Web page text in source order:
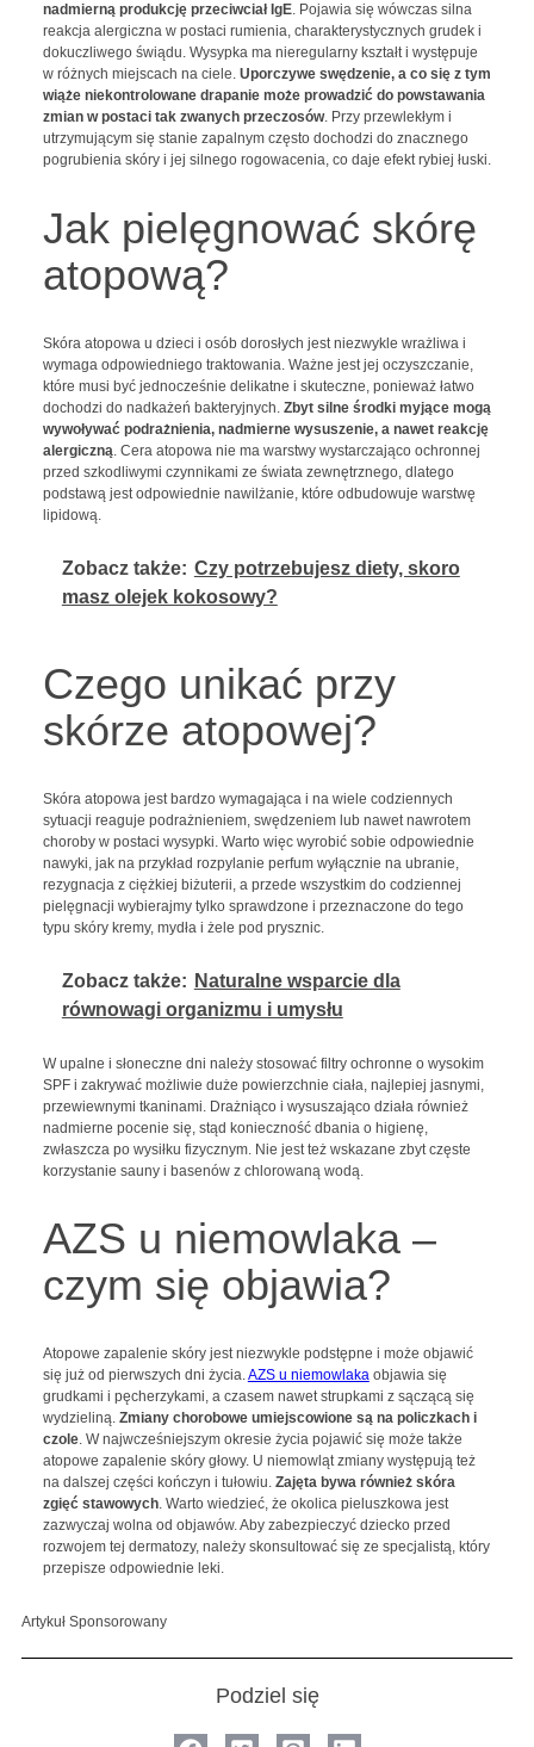
nadmierną produkcję przeciwciał IgE. Pojawia się wówczas silna
reakcja alergiczna w postaci rumienia, charakterystycznych grudek i
dokuczliwego świądu. Wysypka ma nieregularny kształt i występuje
w różnych miejscach na ciele. Uporczywe swędzenie, a co się z tym
wiąże niekontrolowane drapanie może prowadzić do powstawania
zmian w postaci tak zwanych przeczosów. Przy przewlekłym i
utrzymującym się stanie zapalnym często dochodzi do znacznego
pogrubienia skóry i jej silnego rogowacenia, co daje efekt rybiej łuski.
Jak pielęgnować skórę
atopową?
Skóra atopowa u dzieci i osób dorosłych jest niezwykle wrażliwa i
wymaga odpowiedniego traktowania. Ważne jest jej oczyszczanie,
które musi być jednocześnie delikatne i skuteczne, ponieważ łatwo
dochodzi do nadkażeń bakteryjnych. Zbyt silne środki myjące mogą
wywoływać podrażnienia, nadmierne wysuszenie, a nawet reakcję
alergiczną. Cera atopowa nie ma warstwy wystarczająco ochronnej
przed szkodliwymi czynnikami ze świata zewnętrznego, dlatego
podstawą jest odpowiednie nawilżanie, które odbudowuje warstwę
lipidową.
Zobacz także: Czy potrzebujesz diety, skoro
masz olejek kokosowy?
Czego unikać przy
skórze atopowej?
Skóra atopowa jest bardzo wymagająca i na wiele codziennych
sytuacji reaguje podrażnieniem, swędzeniem lub nawet nawrotem
choroby w postaci wysypki. Warto więc wyrobić sobie odpowiednie
nawyki, jak na przykład rozpylanie perfum wyłącznie na ubranie,
rezygnacja z ciężkiej biżuterii, a przede wszystkim do codziennej
pielęgnacji wybierajmy tylko sprawdzone i przeznaczone do tego
typu skóry kremy, mydła i żele pod prysznic.
Zobacz także: Naturalne wsparcie dla
równowagi organizmu i umysłu
W upalne i słoneczne dni należy stosować filtry ochronne o wysokim
SPF i zakrywać możliwie duże powierzchnie ciała, najlepiej jasnymi,
przewiewnymi tkaninami. Drażniąco i wysuszająco działa również
nadmierne pocenie się, stąd konieczność dbania o higienę,
zwłaszcza po wysiłku fizycznym. Nie jest też wskazane zbyt częste
korzystanie sauny i basenów z chlorowaną wodą.
AZS u niemowlaka –
czym się objawia?
Atopowe zapalenie skóry jest niezwykle podstępne i może objawić
się już od pierwszych dni życia.AZS u niemowlakaobjawia się
grudkami i pęcherzykami, a czasem nawet strupkami z sączącą się
wydzieliną. Zmiany chorobowe umiejscowione są na policzkach i
czole. W najwcześniejszym okresie życia pojawić się może także
atopowe zapalenie skóry głowy. U niemowląt zmiany występują też
na dalszej części kończyn i tułowiu. Zajęta bywa również skóra
zgięć stawowych. Warto wiedzieć, że okolica pieluszkowa jest
zazwyczaj wolna od objawów. Aby zabezpieczyć dziecko przed
rozwojem tej dermatozy, należy skonsultować się ze specjalistą, który
przepisze odpowiednie leki.
Artykuł Sponsorowany
Podziel się